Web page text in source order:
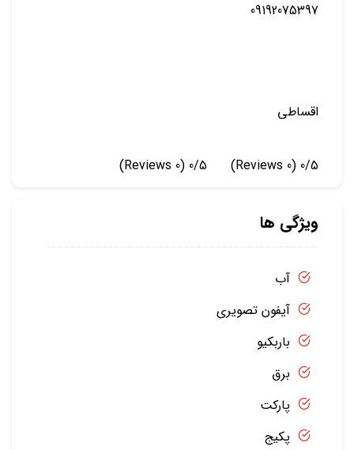
09192075397
اقساطی
0/5
(0 Reviews)
0/5
(0 Reviews)
ویژگی ها
آب
آیفون تصویری
باربکیو
برق
پارکت
پکیج